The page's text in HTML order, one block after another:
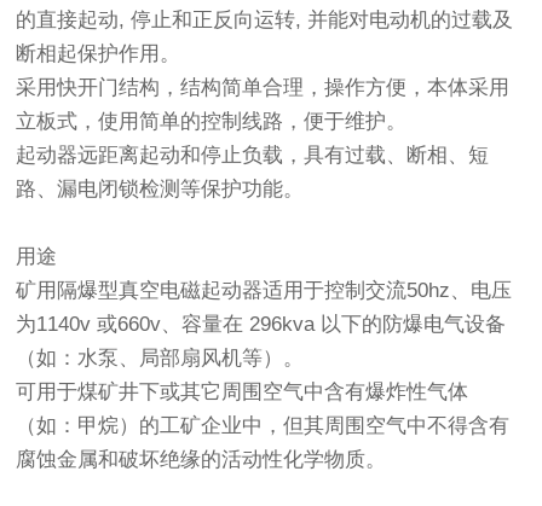
的直接起动, 停止和正反向运转, 并能对电动机的过载及
断相起保护作用。
采用快开门结构，结构简单合理，操作方便，本体采用
立板式，使用简单的控制线路，便于维护。
起动器远距离起动和停止负载，具有过载、断相、短
路、漏电闭锁检测等保护功能。
用途
矿用隔爆型真空电磁起动器适用于控制交流50hz、电压
为1140v 或660v、容量在 296kva 以下的防爆电气设备
（如：水泵、局部扇风机等）。
可用于煤矿井下或其它周围空气中含有爆炸性气体
（如：甲烷）的工矿企业中，但其周围空气中不得含有
腐蚀金属和破坏绝缘的活动性化学物质。